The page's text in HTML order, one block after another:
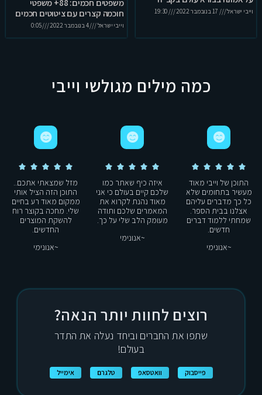
וייבי ישראל
משפטים חכמים: 88+ משפטי
חוכמה קצרים עם ציטוטים חכמים
לחיים
וייבי ישראל 4 בנובמבר 2022 0:05
כמה מילים מגולשי וייבי





התוכן של וייבי מאוד
מעשיר בתחומים שלא
כל כך מדברים עליהם
אצלנו בבית הספר.
שמחתי ללמוד דברים
חדשים.
~אנונימי





איזה כיף שאתר כמו
שלכם קיים בעולם כי אני
מאוד נהנת לקרוא את
המאמרים שלכם ותודה
מעומק הלב שלי על כך.
~אנונימי





מזל שמצאתי אתכם..
התוכן הזה הציל אותי
ממקום מאוד רע בחיים
שלי. מחכה בקוצר רוח
להשקת המוצרים
החדשים.
~אנונימי
רוצים לחוות יותר הנאה?
שתפו את החברים וביחד נעלה את התדר
בעולם!
פייסבוק וואטסאפ טלגרם אימייל